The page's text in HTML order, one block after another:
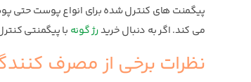
پیگمنت های کنترل شده برای انواع پوست حتی
می کند. اگر به دنبال خریدرژ گونه با پیگمنتی
نظرات برخی از مصرف